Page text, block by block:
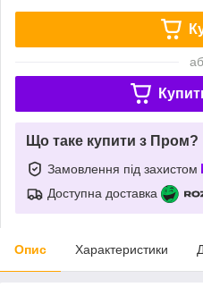
Що таке купити з Пром?
Замовлення під захистом
Доступна доставка
Опис Характеристики